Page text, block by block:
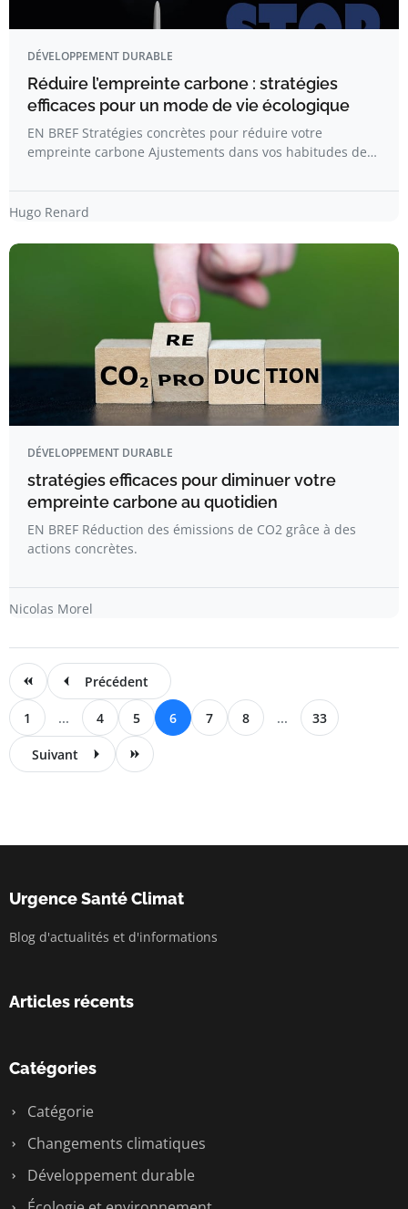
DÉVELOPPEMENT DURABLE
Réduire l’empreinte carbone : stratégies
efficaces pour un mode de vie écologique
EN BREF Stratégies concrètes pour réduire votre
empreinte carbone Ajustements dans vos habitudes de…
Hugo Renard
DÉVELOPPEMENT DURABLE
stratégies efficaces pour diminuer votre
empreinte carbone au quotidien
EN BREF Réduction des émissions de CO2 grâce à des
actions concrètes.
Nicolas Morel
Précédent
1 ... 4 5 6 7 8 ... 33
Suivant
Urgence Santé Climat
Blog d'actualités et d'informations
Articles récents
Catégories
Catégorie
Changements climatiques
Développement durable